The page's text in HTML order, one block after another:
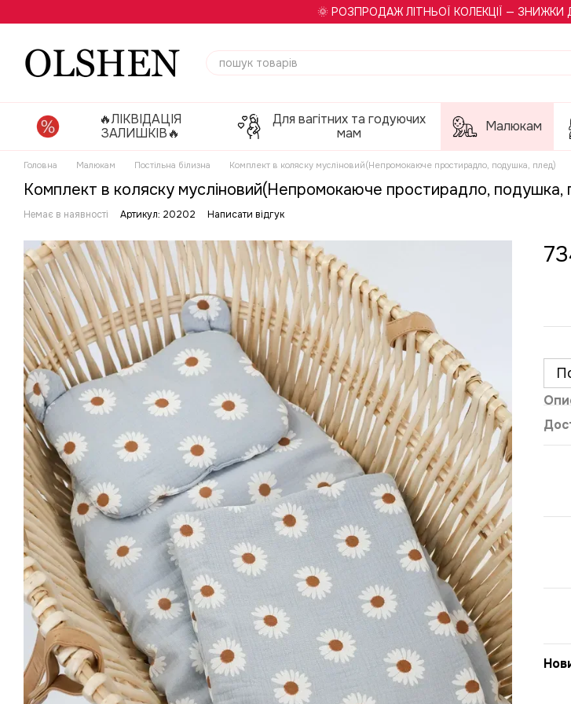
🌞 РОЗПРОДАЖ ЛІТНЬОЇ КОЛЕКЦІЇ — ЗНИЖКИ
🔥ЛІКВІДАЦІЯ
ЗАЛИШКІВ🔥
Для вагітних та годуючих
мам
Малюкам
Головна Малюкам Постільна білизна Комплект в коляску мусліновий(Непромокаюче простирадло, подушка, плед)
Комплект в коляску мусліновий(Непромокаюче простирадло, подушка,
Немає в наявності Артикул: 20202 Написати відгук